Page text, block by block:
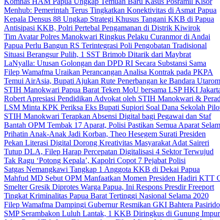
Menhub: Pemerintah Terus Tingkatkan Konektivitas di Asmat Papua
Kepala Densus 88 Ungkap Strategi Khusus Tangani KKB di Papua
Antisipasi KKB, Polri Pertebal Pengamanan di Distrik Kiwirok
Tim Avatar Polres Manokwari Ringkus Pelaku Curanmor di Andai
Papua Perlu Bangun RS Terintegrasi Poli Pengobatan Tradisional
Situasi Berangsur Pulih, 1 SST Brimob Ditarik dari Maybrat
LaNyalla: Utusan Golongan dan DPD RI Secara Substansi Sama
Filep Wamafma Uraikan Perancangan Analisa Kontrak pada PKPA
Temui AirAsia, Bupati Ajukan Rute Penerbangan ke Bandara Utarom
STIH Manokwari Papua Barat Teken MoU bersama LSP HKI
Robert Apresiasi Pendidikan Advokat oleh STIH Manokwari &
LSM Minta KPK Periksa Eks Bupati Supiori Soal Dana Sekolah
STIH Manokwari Terapkan Absensi Digital bagi Pegawai dan Staf
Bantah OPM Tembak 17 Aparat, Polisi Pastikan Semua Aparat
Prihatin Anak-Anak Jadi Korban, Theo Hesegem Surati Presiden
Pekan Literasi Digital Dorong Kreativitas Masyarakat Adat Saireri
Tutup DLA, Filep Harap Percepatan Digitalisasi 4 Sektor Terwujud
Tak Ragu ‘Potong Kepala’, Kapolri Copot 7 Pejabat Polisi
Satgas Nemangkawi Tangkap 1 Anggota KKB di Dekai Papua
Mahfud MD Sebut OPM Manfaatkan Momen Presiden Hadiri KTT
Smelter Gresik Diprotes Warga Papua, Ini Respons Presdir Freeport
Tingkat Kriminalitas Papua Barat Tertinggi Nasional Selama 2020
Filep Wamafma Dampingi Gubernur Resmikan GKI Bahtera Pasirido
SMP Serambakon Luluh Lantak, 1 KKB Diringkus di Gunung